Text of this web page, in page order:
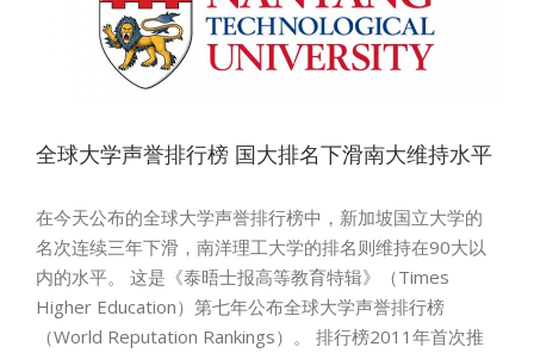
全球大学声誉排行榜 国大排名下滑南大维持水平
在今天公布的全球大学声誉排行榜中，新加坡国立大学的
名次连续三年下滑，南洋理工大学的排名则维持在90大以
内的水平。 这是《泰晤士报高等教育特辑》（Times
Higher Education）第七年公布全球大学声誉排行榜
（World Reputation Rankings）。 排行榜2011年首次推